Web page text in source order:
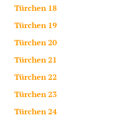
Türchen 18
Türchen 19
Türchen 20
Türchen 21
Türchen 22
Türchen 23
Türchen 24